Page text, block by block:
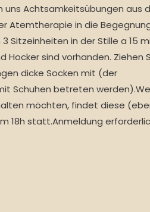
uns Achtsamkeitsübungen aus
Atemtherapie in die
Sitzeinheiten in der Stille a 15
Hocker sind vorhanden. Ziehen
dicke Socken mit (der
Schuhen betreten
möchten, findet diese
18h statt.Anmeldung